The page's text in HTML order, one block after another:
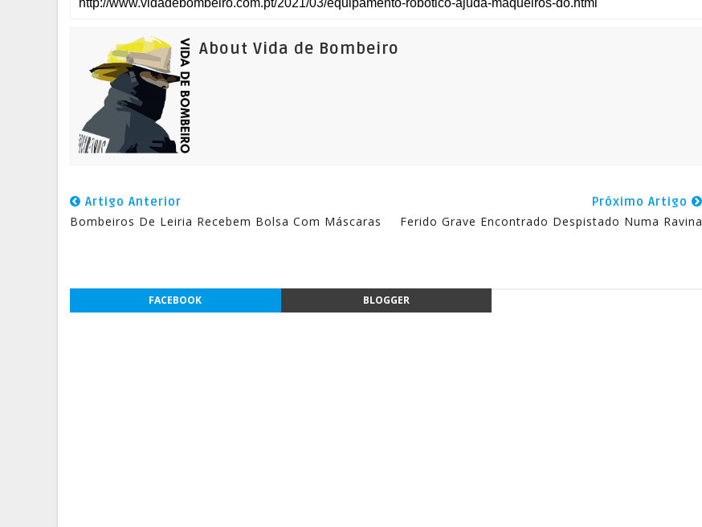
About Vida de Bombeiro
Artigo Anterior
Bombeiros De Leiria Recebem Bolsa Com Máscaras
Próximo Artigo
Ferido Grave Encontrado Despistado Numa Ravina
FACEBOOK BLOGGER